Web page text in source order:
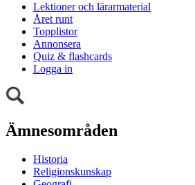
Lektioner och lärarmaterial
Året runt
Topplistor
Annonsera
Quiz & flashcards
Logga in
Ämnesområden
Historia
Religionskunskap